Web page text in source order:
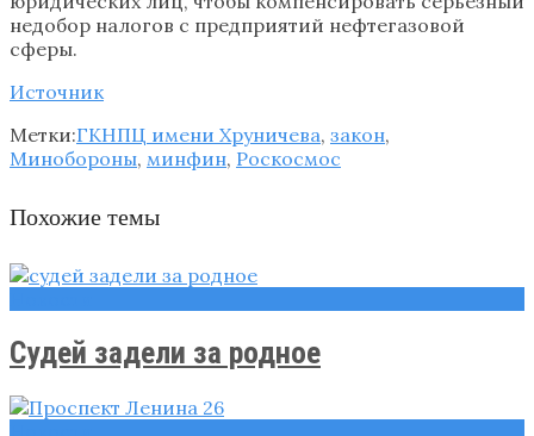
недобор налогов с предприятий нефтегазовой
сферы.
Источник
Метки:ГКНПЦ имени Хруничева, закон,
Минобороны, минфин, Роскосмос
Похожие темы
Судей задели за родное